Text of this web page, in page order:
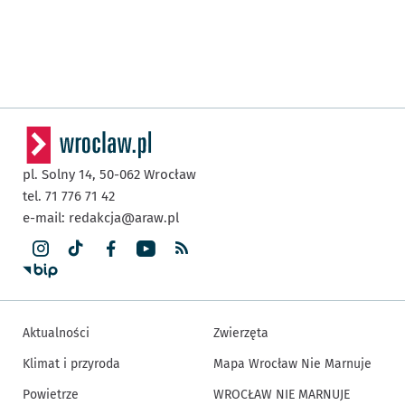
pl. Solny 14, 50-062 Wrocław
tel. 71 776 71 42
e-mail: redakcja@araw.pl
Aktualności
Klimat i przyroda
Powietrze
Zwierzęta
Mapa Wrocław Nie Marnuje
WROCŁAW NIE MARNUJE